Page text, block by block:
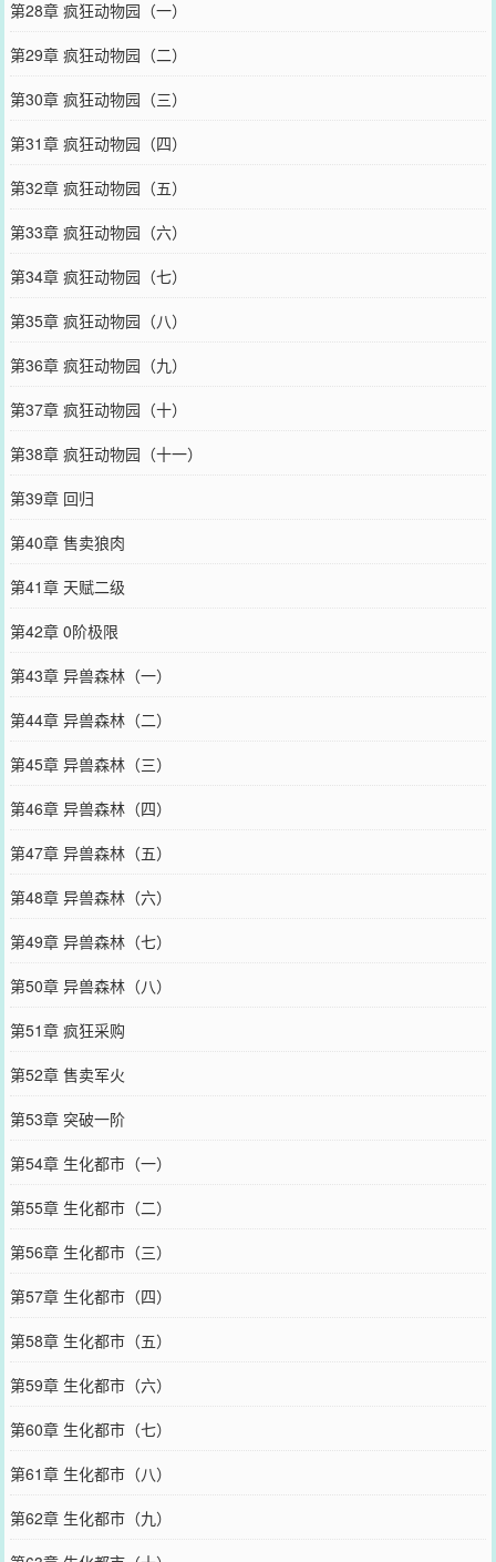
第28章 疯狂动物园（一）
第29章 疯狂动物园（二）
第30章 疯狂动物园（三）
第31章 疯狂动物园（四）
第32章 疯狂动物园（五）
第33章 疯狂动物园（六）
第34章 疯狂动物园（七）
第35章 疯狂动物园（八）
第36章 疯狂动物园（九）
第37章 疯狂动物园（十）
第38章 疯狂动物园（十一）
第39章 回归
第40章 售卖狼肉
第41章 天赋二级
第42章 0阶极限
第43章 异兽森林（一）
第44章 异兽森林（二）
第45章 异兽森林（三）
第46章 异兽森林（四）
第47章 异兽森林（五）
第48章 异兽森林（六）
第49章 异兽森林（七）
第50章 异兽森林（八）
第51章 疯狂采购
第52章 售卖军火
第53章 突破一阶
第54章 生化都市（一）
第55章 生化都市（二）
第56章 生化都市（三）
第57章 生化都市（四）
第58章 生化都市（五）
第59章 生化都市（六）
第60章 生化都市（七）
第61章 生化都市（八）
第62章 生化都市（九）